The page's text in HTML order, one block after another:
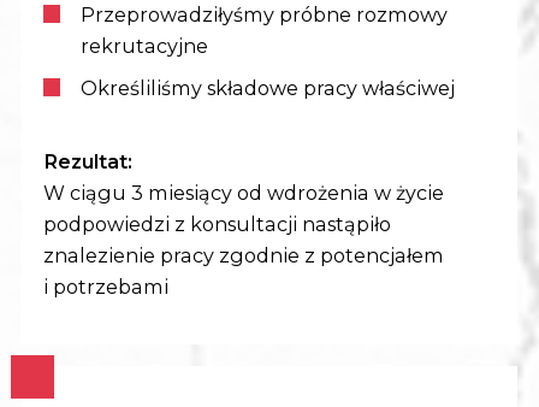
Przeprowadziłyśmy próbne rozmowy
rekrutacyjne
Określiliśmy składowe pracy właściwej
Rezultat:
W ciągu 3 miesiący od wdrożenia w życie
podpowiedzi z konsultacji nastąpiło
znalezienie pracy zgodnie z potencjałem
i potrzebami